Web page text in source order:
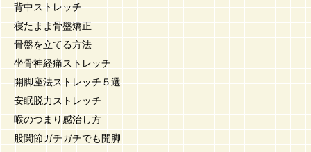
背中ストレッチ
寝たまま骨盤矯正
骨盤を立てる方法
坐骨神経痛ストレッチ
開脚座法ストレッチ５選
安眠脱力ストレッチ
喉のつまり感治し方
股関節ガチガチでも開脚